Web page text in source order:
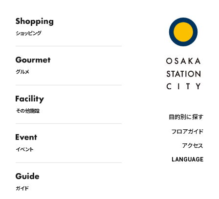
ショッピング
グルメ
その他施設
イベント
ガイド
目的別に探す
フロアガイド
アクセス
LANGUAGE